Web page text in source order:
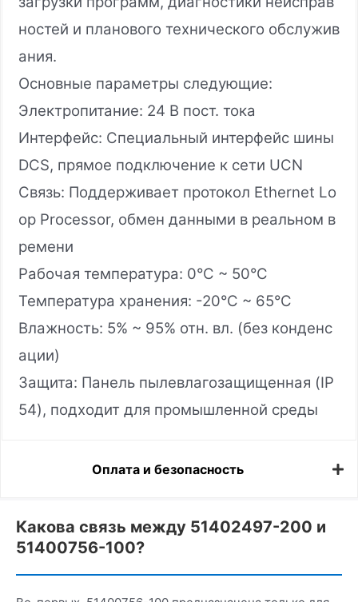
ностей и планового технического обслужив
ания.
Основные параметры следующие:
Электропитание: 24 В пост. тока
Интерфейс: Специальный интерфейс шины
DCS, прямое подключение к сети UCN
Связь: Поддерживает протокол Ethernet Lo
op Processor, обмен данными в реальном в
ремени
Рабочая температура: 0°C ~ 50°C
Температура хранения: -20°C ~ 65°C
Влажность: 5% ~ 95% отн. вл. (без конденс
ации)
Защита: Панель пылевлагозащищенная (IP
54), подходит для промышленной среды
Оплата и безопасность
Какова связь между 51402497-200 и
51400756-100?